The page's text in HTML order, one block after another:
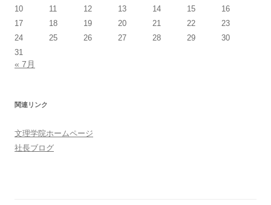
10
11 12 13 14 15
16
17
18 19 20 21 22
23
24
25 26 27 28 29
30
31
« 7月
関連リンク
文理学院ホームページ
社長ブログ